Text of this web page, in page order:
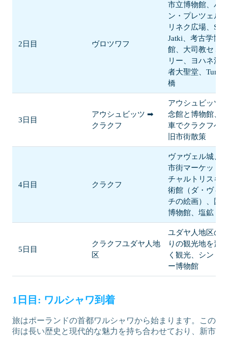
2日目 ヴロツワフ
市立博物館、パ
ン・プレツェル
リネク広場、
Jatki、考古学博物
館、大司教セミ
リー、ヨハネ洗
者大聖堂、
橋
3日目
アウシュビッツ ➡
クラクフ
アウシュビッツ
念館と博物館、
車でクラクフへ
旧市街散策
4日目 クラクフ
ヴァヴェル城、
市街マーケット
チャルトリスキ
術館（ダ・ヴィ
チの絵画）、国
博物館、塩鉱
5日目
クラクフユダヤ人地
区
ユダヤ人地区の
りの観光地を素
く観光、シンド
ー博物館
1日目: ワルシャワ到着
旅はポーランドの首都ワルシャワから始まります。この
街は長い歴史と現代的な魅力を持ち合わせており、新市